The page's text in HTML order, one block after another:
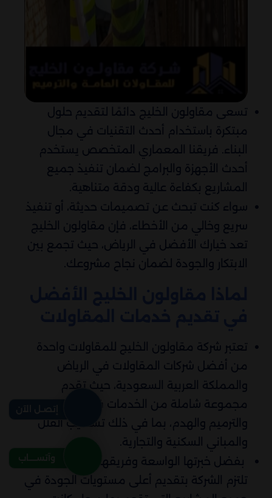
تسعى مقاولون الخليج دائمًا لتقديم حلول
مبتكرة باستخدام أحدث التقنيات في مجال
البناء. فريقنا المعماري المتخصص يستخدم
أحدث الأجهزة والبرامج لضمان تنفيذ جميع
المشاريع بكفاءة عالية ودقة متناهية.
سواء كنت تبحث عن تصميمات حديثة، أو تنفيذ
سريع وخالي من الأخطاء، فإن مقاولون الخليج
تعد خيارك الأفضل في الرياض، حيث تجمع بين
الابتكار والجودة لضمان نجاح مشروعك.
تعتبر شركة مقاولون الخليج للمقاولات واحدة
من أفضل شركات المقاولات في الرياض
والمملكة العربية السعودية، حيث تقدم
مجموعة شاملة من الخدمات في مجال البناء
والترميم والهدم، بما في ذلك تشطيب الفلل
والمباني السكنية والتجارية.
بفضل خبرتها الواسعة وفريقها المتخصص،
تلتزم الشركة بتقديم أعلى مستويات الجودة في